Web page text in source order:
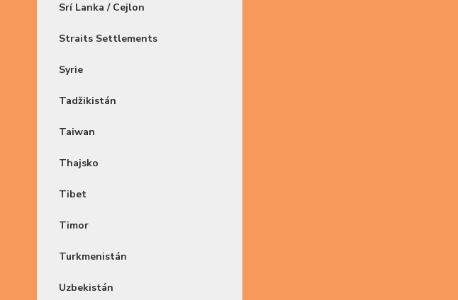
Srí Lanka / Cejlon
Straits Settlements
Syrie
Tadžikistán
Taiwan
Thajsko
Tibet
Timor
Turkmenistán
Uzbekistán